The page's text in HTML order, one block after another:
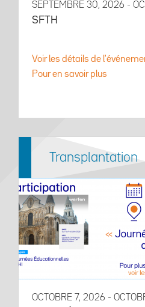
SEPTEMBRE 30, 2026 -
SFTH
Voir les détails de
Pour en savoir plus
Transplantation
OCTOBRE 7, 2026 -